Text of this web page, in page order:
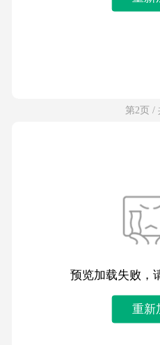
第2页 /
预览加载失败，
重新